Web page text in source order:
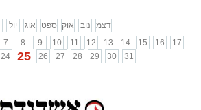
יול אוג ספט אוק נוב
דצמ
7 8 9 10 11 12 13 14 15 16
17
24 25 26 27 28 29 30 31